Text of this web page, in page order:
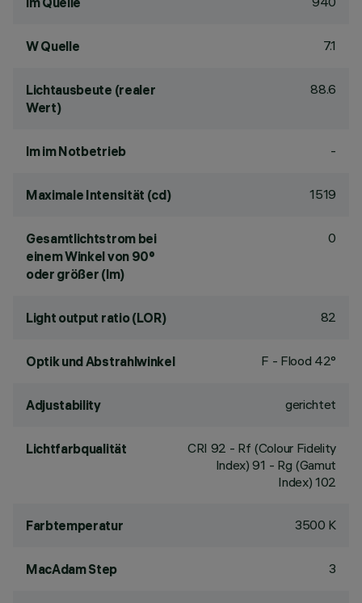
W Quelle 7.1
Lichtausbeute (realer
Wert)
88.6
lm im Notbetrieb -
Maximale Intensität (cd) 1519
Gesamtlichtstrom bei
einem Winkel von 90°
oder größer (lm)
0
Light output ratio (LOR) 82
Optik und Abstrahlwinkel F - Flood 42°
Adjustability gerichtet
Lichtfarbqualität CRI 92 - Rf (Colour Fidelity
Index) 91 - Rg (Gamut
Index) 102
Farbtemperatur 3500 K
MacAdam Step 3